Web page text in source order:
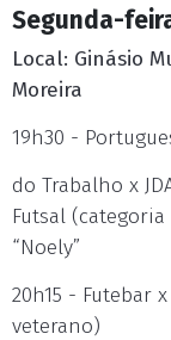
Segunda-
Local: Ginásio
Moreira
19h30 -
do Trabalho x
Futsal
“Noely”
20h15 - Futebar
veterano)